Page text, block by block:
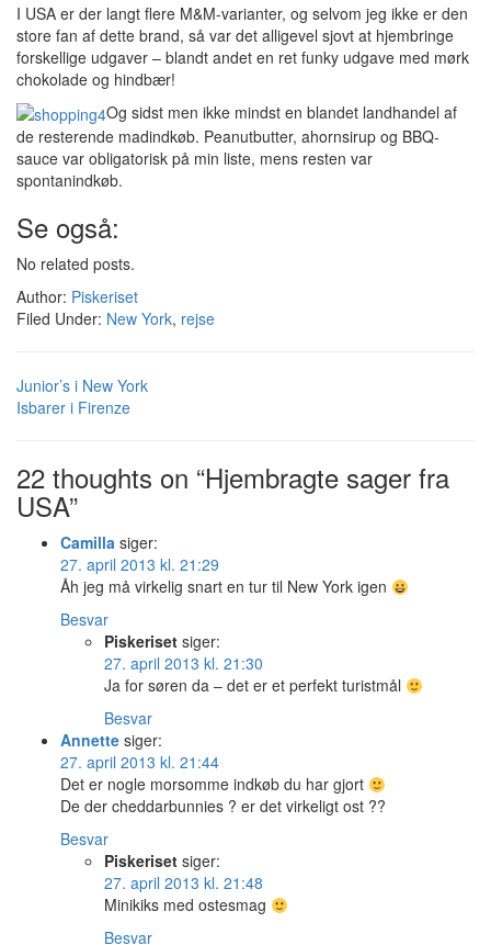
I USA er der langt flere M&M-varianter, og selvom jeg ikke er den
store fan af dette brand, så var det alligevel sjovt at hjembringe
forskellige udgaver – blandt andet en ret funky udgave med mørk
chokolade og hindbær!
Og sidst men ikke mindst en blandet landhandel af
de resterende madindkøb. Peanutbutter, ahornsirup og BBQ-
sauce var obligatorisk på min liste, mens resten var
spontanindkøb.
Se også:
No related posts.
Author: Piskeriset
Filed Under: New York, rejse
Junior’s i New York
Isbarer i Firenze
22 thoughts on “Hjembragte sager fra
USA”
Camilla siger:
27. april 2013 kl. 21:29
Åh jeg må virkelig snart en tur til New York igen
Besvar
Piskeriset siger:
27. april 2013 kl. 21:30
Ja for søren da – det er et perfekt turistmål
Besvar
Annette siger:
27. april 2013 kl. 21:44
Det er nogle morsomme indkøb du har gjort
De der cheddarbunnies ? er det virkeligt ost ??
Besvar
Piskeriset siger:
27. april 2013 kl. 21:48
Minikiks med ostesmag
Besvar